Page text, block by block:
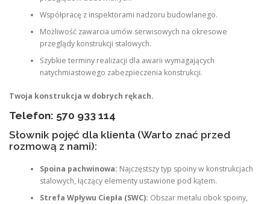
Współpracę z inspektorami nadzoru budowlanego.
Możliwość zawarcia umów serwisowych na okresowe
przeglądy konstrukcji stalowych.
Szybkie terminy realizacji dla awarii wymagających
natychmiastowego zabezpieczenia konstrukcji.
Twoja konstrukcja w dobrych rękach.
Telefon: 570 933 114
Słownik pojęć dla klienta (Warto znać przed
rozmową z nami):
Spoina pachwinowa: Najczęstszy typ spoiny w konstrukcjach
stalowych, łączący elementy ustawione pod kątem.
Strefa Wpływu Ciepła (SWC): Obszar metalu obok spoiny,